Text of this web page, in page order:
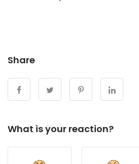
Share
What is your reaction?